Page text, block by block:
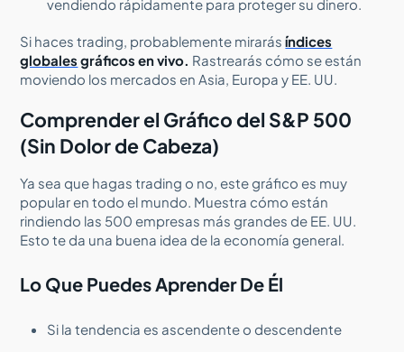
vendiendo rápidamente para proteger su dinero.
Si haces trading, probablemente mirarásíndices
globales gráficos en vivo. Rastrearás cómo se están
moviendo los mercados en Asia, Europa y EE. UU.
Comprender el Gráfico del S&P 500
(Sin Dolor de Cabeza)
Ya sea que hagas trading o no, este gráfico es muy
popular en todo el mundo. Muestra cómo están
rindiendo las 500 empresas más grandes de EE. UU.
Esto te da una buena idea de la economía general.
Lo Que Puedes Aprender De Él
Si la tendencia es ascendente o descendente